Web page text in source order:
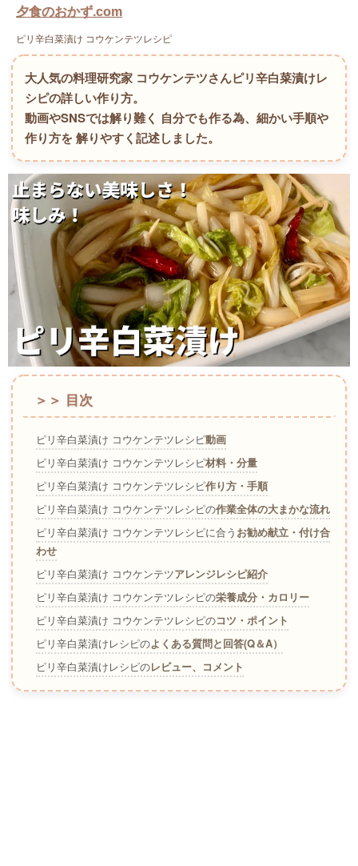
夕食のおかず.com
ピリ辛白菜漬け コウケンテツレシピ
大人気の料理研究家 コウケンテツさんピリ辛白菜漬けレ
シピの詳しい作り方。
動画やSNSでは解り難く 自分でも作る為、細かい手順や
作り方を 解りやすく記述しました。
＞＞ 目次
ピリ辛白菜漬け コウケンテツレシピ動画
ピリ辛白菜漬け コウケンテツレシピ材料・分量
ピリ辛白菜漬け コウケンテツレシピ作り方・手順
ピリ辛白菜漬け コウケンテツレシピの作業全体の大まかな流れ
ピリ辛白菜漬け コウケンテツレシピに合う お勧め献立・付け合
わせ
ピリ辛白菜漬け コウケンテツアレンジレシピ紹介
ピリ辛白菜漬け コウケンテツレシピの栄養成分・カロリー
ピリ辛白菜漬け コウケンテツレシピのコツ・ポイント
ピリ辛白菜漬けレシピのよくある質問と回答(Q＆A）
ピリ辛白菜漬けレシピのレビュー、コメント